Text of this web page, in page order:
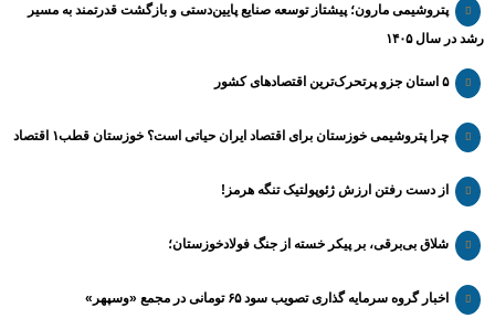
پتروشیمی مارون؛ پیشتاز توسعه صنایع پایین‌دستی و بازگشت قدرتمند به مسیر
رشد در سال ۱۴۰۵
۵ استان جزو پرتحرک‌ترین اقتصاد‌های کشور
چرا پتروشیمی خوزستان برای اقتصاد ایران حیاتی است؟ خوزستان قطب۱ اقتصاد
از دست رفتن ارزش ژئوپولتیک تنگه هرمز!
شلاق‌ بی‌برقی، بر پیکر خسته‌ از جنگ فولادخوزستان؛
اخبار گروه سرمایه گذاری تصویب سود ۶۵ تومانی در مجمع «وسپهر»